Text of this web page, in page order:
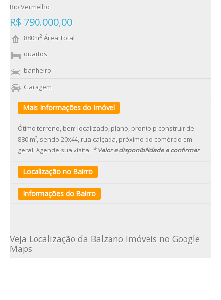
Rio Vermelho
R$ 790.000,00
880m2 Área Total
quartos
banheiro
Garagem
Mais Informações do Imóvel
Ótimo terreno, bem localizado, plano, pronto p construir de
880 m², sendo 20x44, rua calçada, próximo do comércio em
geral. Agende sua visita. * Valor e disponibilidade a confirmar
Localização no Bairro
Informações do Bairro
DO MOÇAMBIQUE , no leste da Ilha de Santa Catarina, entre os
bairros da Barra da Lagoa e Ingleses. Distante
Veja Localização da Balzano Imóveis no Google
Maps